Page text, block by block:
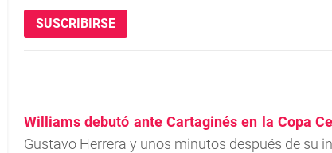
SUSCRIBIRSE
Williams debutó ante Cartaginés en la Copa
Gustavo Herrera y unos minutos después de su